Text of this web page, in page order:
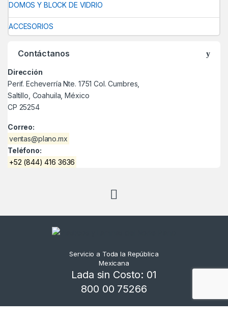
DOMOS Y BLOCK DE VIDRIO
ACCESORIOS
Contáctanos
Dirección
Perif. Echeverría Nte. 1751 Col. Cumbres,
Saltillo, Coahuila, México
CP 25254
Correo:
ventas@plano.mx
Teléfono:
+52 (844) 416 3636
Servicio a Toda la República
Mexicana
Lada sin Costo: 01
800 00 75266